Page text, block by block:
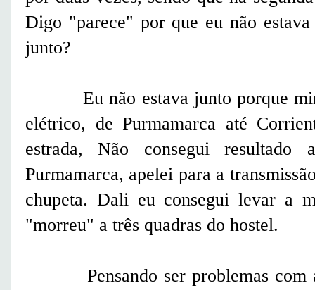
Digo "parece" por que eu não
junto?
Eu não estava junto porque
elétrico, de Purmamarca até
estrada, Não consegui
Purmamarca, apelei para a
chupeta. Dali eu consegui levar a
"morreu" a três quadras do hostel.
Pensando ser problemas com a